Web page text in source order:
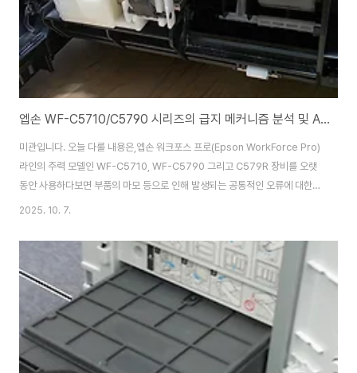
엡손 WF-C5710/C5790 시리즈의 급지 메커니즘 분석 및 ASF 어셈블리 클러치 파손 정밀 수리 보고서
미관입니다. 오늘 다룰 내용은,엡손 워크포스 프로(Epson WorkForce Pro)
라인의 주력 모델인 WF-C5710, WF-C5790 그리고 C579R 장비를 오랫
동안 사용하다보면 부품의 마모 등으로 인해 발생되는 공통적인 오류에 대한
기술적 분석과 수리 결과 보고입니다. 특히 장비를 대량으로 운용하는 기업이
ASF 어셈블리 클러치 파손으로 인한 급지 롤러 구동 실패최근 입고된 WF-
C57XX 시리즈 장비에서 동일한 증상이 확인되었습니다.바로 용지 급지 시 롤
러가 구동되지 않고 멈춰버리는 현상입니다. 이는 급지 롤러 자체의 문제가 아
니라, 롤러에 동력을 전달하는 핵심 부품인 ASF 어셈블리(Automatic
Shee..
2025. 10. 7.